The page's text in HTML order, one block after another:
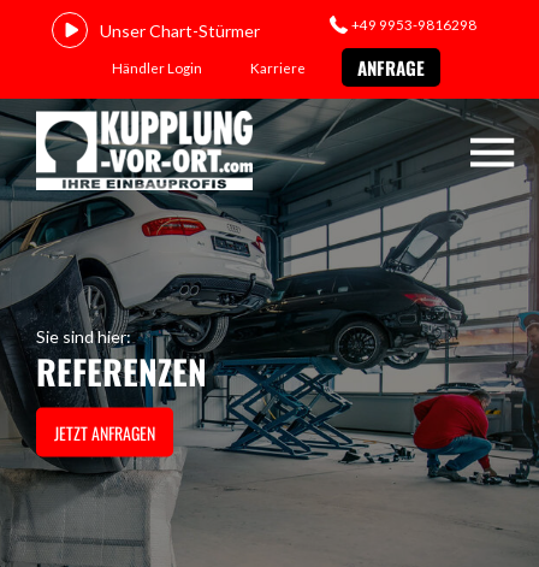
Unser Chart-Stürmer +49 9953-9816298
Händler Login Karriere ANFRAGE
Sie sind hier:
REFERENZEN
JETZT ANFRAGEN